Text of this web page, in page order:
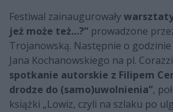
Festiwal zainaugurowały
jeż może też…?” prowadzone
Trojanowską. Następnie o
Jana Kochanowskiego na pl.
spotkanie autorskie z Filipem
drodze do (samo)uwolnienia”,
książki „Lowiz, czyli na szlaku po